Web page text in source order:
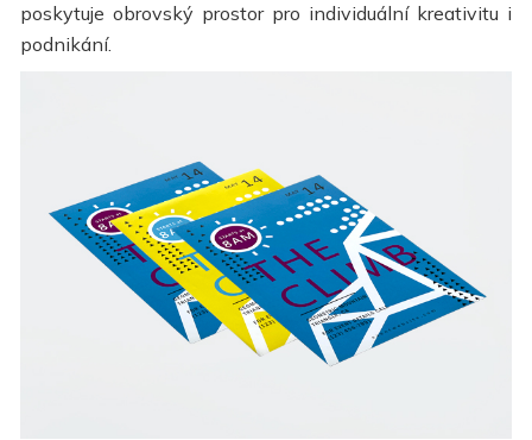
poskytuje obrovský prostor pro individuální kreativitu i
podnikání.